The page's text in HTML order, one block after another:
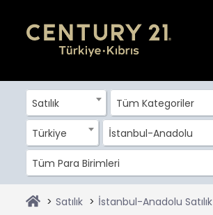
Satılık Tüm Kategoriler
Türkiye İstanbul-Anadolu
Tüm Para Birimleri
Satılık İstanbul-Anadolu Satılık